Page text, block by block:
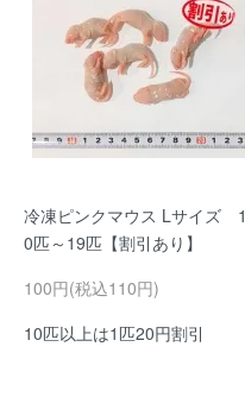
冷凍ピンクマウス Lサイズ 1
0匹～19匹【割引あり】
100円(税込110円)
10匹以上は1匹20円割引